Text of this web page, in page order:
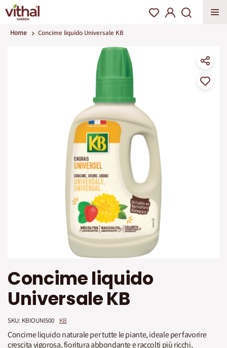
Home Concime liquido Universale KB
all'inizio
della
galleria
di
Concime liquido
Universale KB
SKU: KBIOUNI500 KB
Concime liquido naturale per tutte le piante, ideale per favorire
crescita vigorosa, fioritura abbondante e raccolti più ricchi,